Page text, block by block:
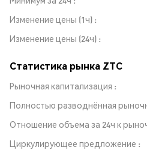
Изменение цены (1ч)
Изменение цены (24ч)
Статистика рынка ZTC
Рыночная капитализация
Полностью разводнённая
Отношение объема за 24ч к
Циркулирующее предложение